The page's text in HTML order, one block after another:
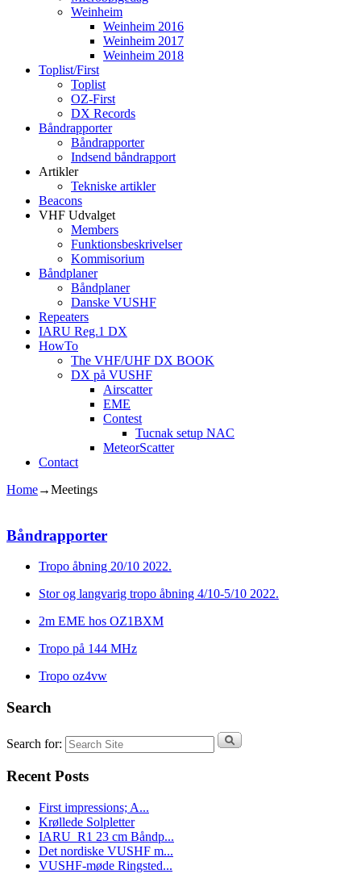
Weinheim
Weinheim 2016
Weinheim 2017
Weinheim 2018
Toplist/First
Toplist
OZ-First
DX Records
Båndrapporter
Båndrapporter
Indsend båndrapport
Artikler
Tekniske artikler
Beacons
VHF Udvalget
Members
Funktionsbeskrivelser
Kommisorium
Båndplaner
Båndplaner
Danske VUSHF
Repeaters
IARU Reg.1 DX
HowTo
The VHF/UHF DX BOOK
DX på VUSHF
Airscatter
EME
Contest
Tucnak setup NAC
MeteorScatter
Contact
Home→Meetings
Båndrapporter
Tropo åbning 20/10 2022.
Stor og langvarig tropo åbning 4/10-5/10 2022.
2m EME hos OZ1BXM
Tropo på 144 MHz
Tropo oz4vw
Search
Search for:
Recent Posts
First impressions; A...
Krøllede Solpletter
IARU_R1 23 cm Båndp...
Det nordiske VUSHF m...
VUSHF-møde Ringsted...